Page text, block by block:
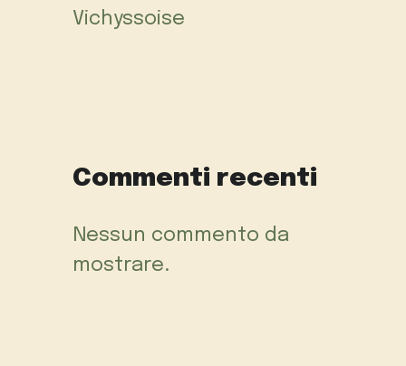
Vichyssoise
Commenti recenti
Nessun commento da
mostrare.